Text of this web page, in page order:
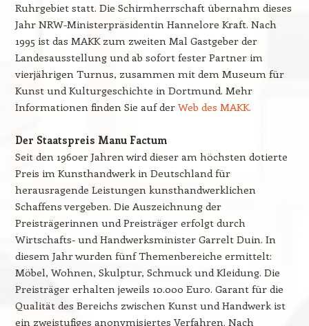
Ruhrgebiet statt. Die Schirmherrschaft übernahm dieses
Jahr NRW-Ministerpräsidentin Hannelore Kraft. Nach
1995 ist das MAKK zum zweiten Mal Gastgeber der
Landesausstellung und ab sofort fester Partner im
vierjährigen Turnus, zusammen mit dem Museum für
Kunst und Kulturgeschichte in Dortmund. Mehr
Informationen finden Sie auf der Web des MAKK.
Der Staatspreis Manu Factum
Seit den 1960er Jahren wird dieser am höchsten dotierte
Preis im Kunsthandwerk in Deutschland für
herausragende Leistungen kunsthandwerklichen
Schaffens vergeben. Die Auszeichnung der
Preisträgerinnen und Preisträger erfolgt durch
Wirtschafts- und Handwerksminister Garrelt Duin. In
diesem Jahr wurden fünf Themenbereiche ermittelt:
Möbel, Wohnen, Skulptur, Schmuck und Kleidung. Die
Preisträger erhalten jeweils 10.000 Euro. Garant für die
Qualität des Bereichs zwischen Kunst und Handwerk ist
ein zweistufiges anonymisiertes Verfahren. Nach